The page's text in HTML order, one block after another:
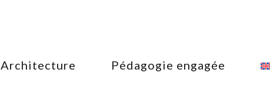
Architecture Pédagogie engagée